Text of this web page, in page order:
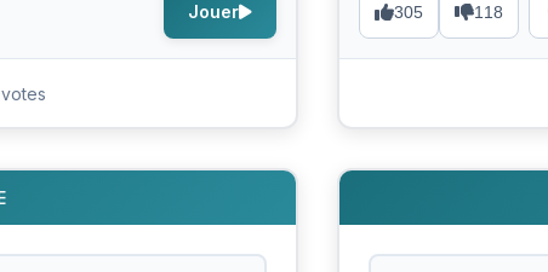
Jouer 305 118